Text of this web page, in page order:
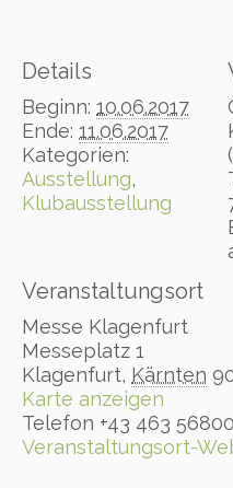
Details
Beginn: 10.06.2017
Ende: 11.06.2017
Kategorien:
Ausstellung,
Klubausstellung
Veranstaltungsort
Messe Klagenfurt
Messeplatz 1
Klagenfurt, Kärnten
Karte anzeigen
Telefon +43 463
Veranstaltungsort-